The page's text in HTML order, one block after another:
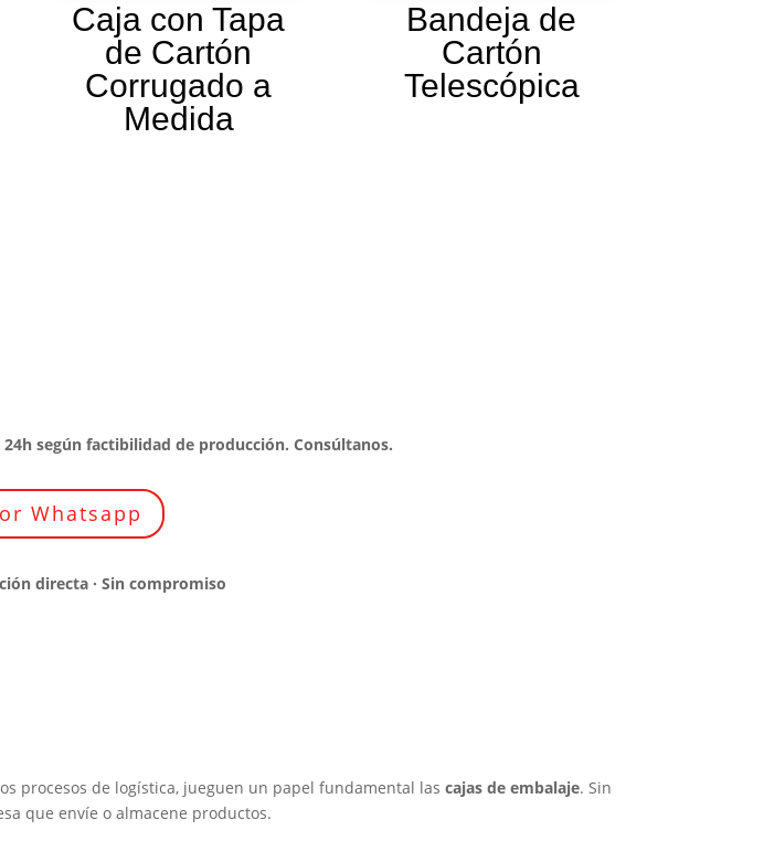
Caja con Tapa
de Cartón
Corrugado a
Medida
Bandeja de
Cartón
Telescópica
según factibilidad de producción. Consúltanos.
Whatsapp
directa · Sin compromiso
procesos de logística, jueguen un papel fundamental lascajas de embalaje. Sin
que envíe o almacene productos.